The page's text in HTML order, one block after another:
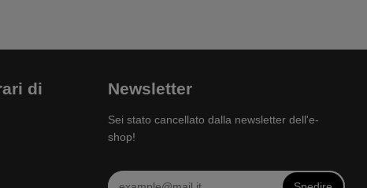
di
Newsletter
Sei stato cancellato dalla newsletter dell'e-
shop!